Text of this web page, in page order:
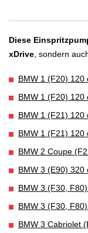
Diese
xDrive , sondern
BMW 1 (F20) 120
BMW 1 (F20) 120
BMW 1 (F21) 120
BMW 1 (F21) 120
BMW 2 Coupe
BMW 3 (E90) 320
BMW 3 (F30,
BMW 3 (F30,
BMW 3 Cabriolet